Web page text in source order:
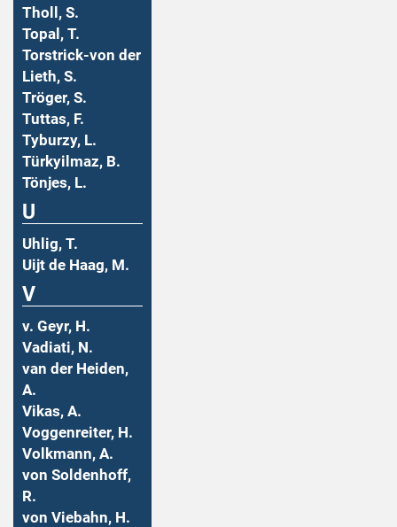
Tholl, S.
Topal, T.
Torstrick-von der
Lieth, S.
Tröger, S.
Tuttas, F.
Tyburzy, L.
Türkyilmaz, B.
Tönjes, L.
U
Uhlig, T.
Uijt de Haag, M.
V
v. Geyr, H.
Vadiati, N.
van der Heiden,
A.
Vikas, A.
Voggenreiter, H.
Volkmann, A.
von Soldenhoff,
R.
von Viebahn, H.